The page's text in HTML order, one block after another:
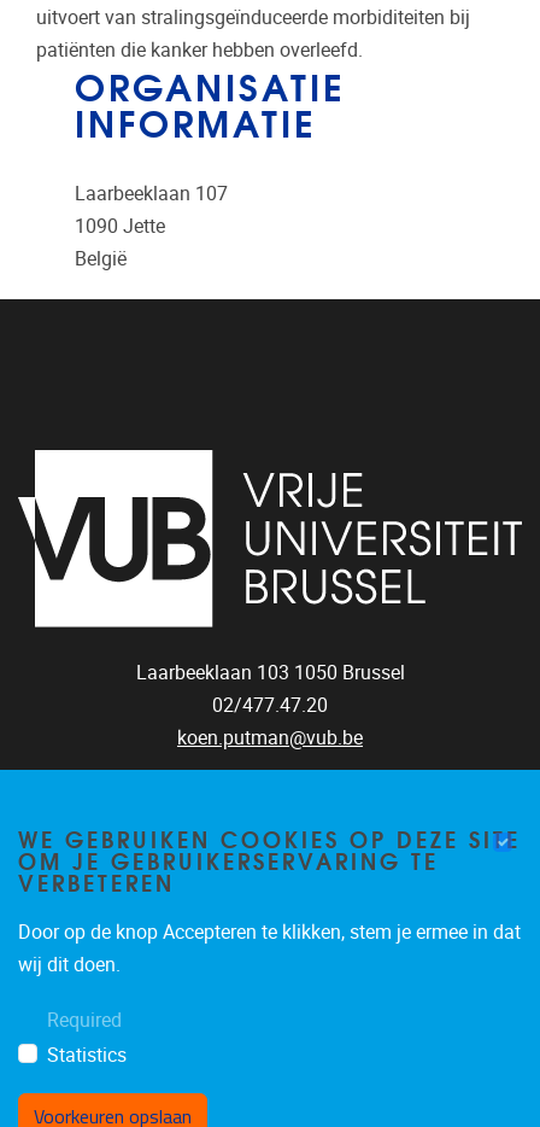
uitvoert van stralingsgeïnduceerde morbiditeiten bij
patiënten die kanker hebben overleefd.
ORGANISATIE
INFORMATIE
Laarbeeklaan 107
1090 Jette
België
Laarbeeklaan 103 1050 Brussel
02/477.47.20
koen.putman@vub.be
WE GEBRUIKEN COOKIES OP DEZE SITE
OM JE GEBRUIKERSERVARING TE
VERBETEREN
Door op de knop Accepteren te klikken, stem je ermee in dat
wij dit doen.
Required
Statistics
Voorkeuren opslaan